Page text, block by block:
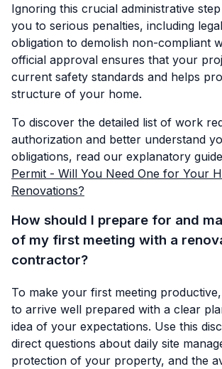
Ignoring this crucial administrative
you to serious penalties, including
obligation to demolish non-compliant
official approval ensures that your
current safety standards and helps
structure of your home.
To discover the detailed list of work
authorization and better understand
obligations, read our explanatory
Permit - Will You Need One for Your
Renovations?
How should I prepare for and
of my first meeting with a
contractor?
To make your first meeting
to arrive well prepared with a clear
idea of your expectations. Use this
direct questions about daily site
protection of your property, and the